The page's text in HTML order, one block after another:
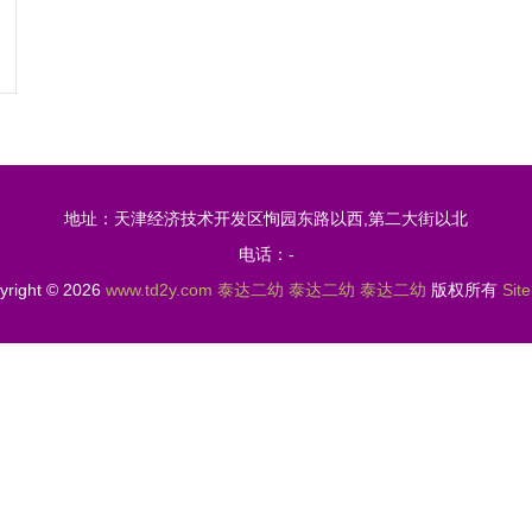
地址：天津经济技术开发区恂园东路以西,第二大街以北
电话：-
© 2026 www.td2y.com 泰达二幼 泰达二幼 泰达二幼 版权所有